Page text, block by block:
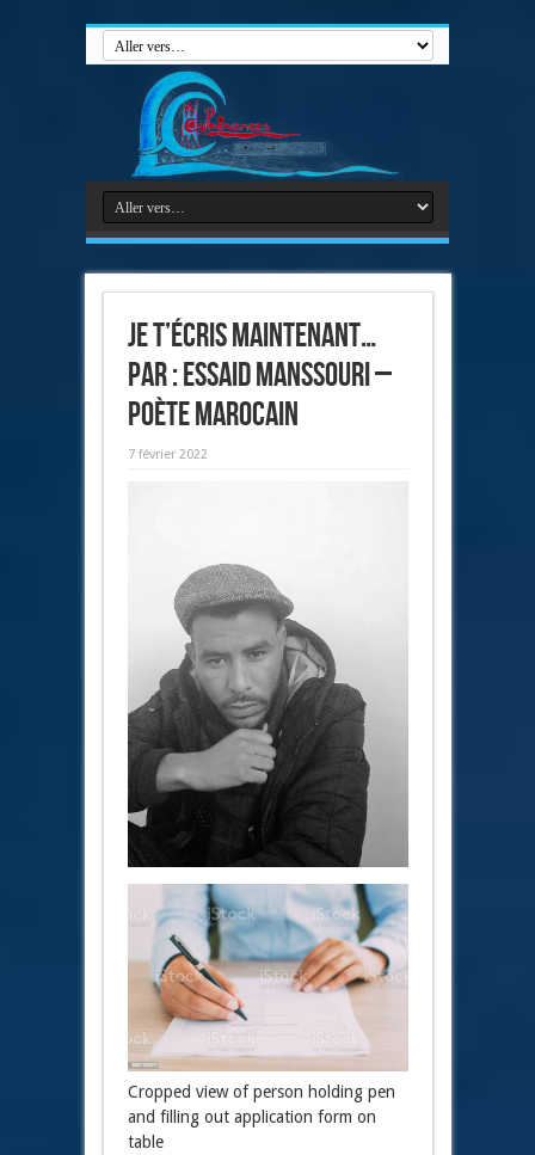
Je t’écris maintenant…
par : Essaid Manssouri –
poète marocain
7 février 2022
Cropped view of person holding pen
and filling out application form on
table